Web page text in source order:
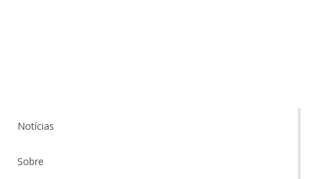
Notícias
Sobre